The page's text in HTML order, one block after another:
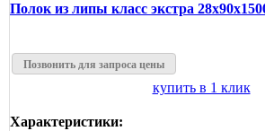
Полок из липы класс экстра
Позвонить для запроса цены
купить в 1 клик
Характеристики: